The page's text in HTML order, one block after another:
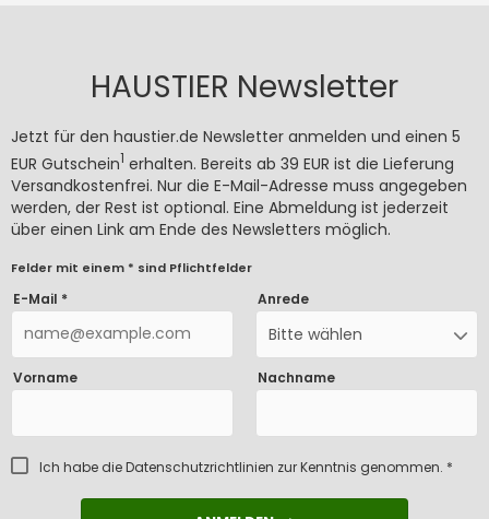
HAUSTIER Newsletter
Jetzt für den haustier.de Newsletter anmelden und einen 5
EUR Gutschein1 erhalten. Bereits ab 39 EUR ist die Lieferung
Versandkostenfrei. Nur die E-Mail-Adresse muss angegeben
werden, der Rest ist optional. Eine Abmeldung ist jederzeit
über einen Link am Ende des Newsletters möglich.
Felder mit einem * sind Pflichtfelder
E-Mail * Anrede
Bitte wählen
Vorname Nachname
Ich habe dieDatenschutzrichtlinien zur Kenntnis genommen. *